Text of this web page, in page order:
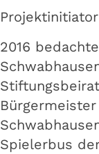
2016
Spielerbus